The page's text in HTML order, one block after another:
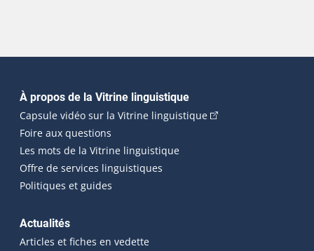
Navigation principale
À propos de la Vitrine linguistique
Capsule vidéo sur la Vitrine linguistique(Cet hyperlien
Foire aux questions
Les mots de la Vitrine linguistique
Offre de services linguistiques
Politiques et guides
Actualités
Articles et fiches en vedette